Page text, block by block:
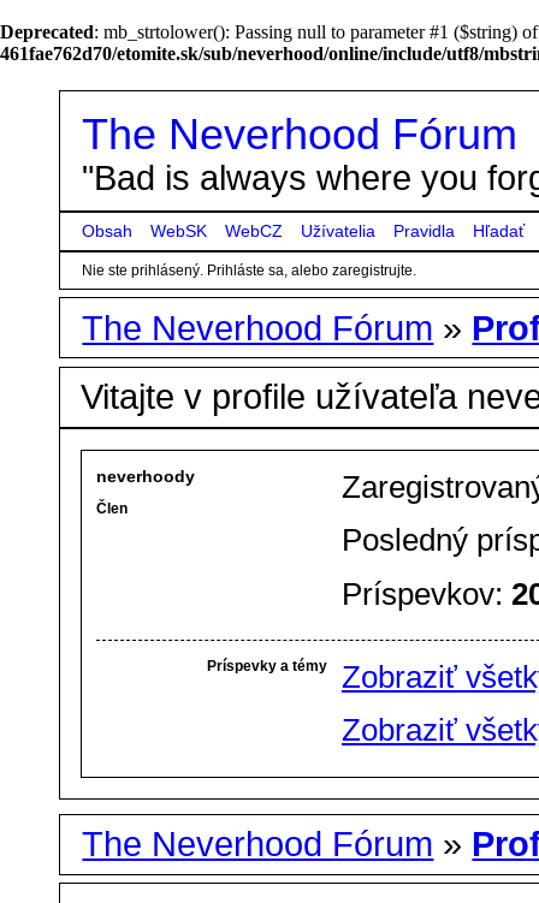
Deprecated: mb_strtolower(): Passing null to parameter #1 ($string)
461fae762d70/etomite.sk/sub/neverhood/online/include/utf8/
The Neverhood Fórum
"Bad is always where you
Obsah WebSK WebCZ Užívatelia Pravidla Hľadať
Nie ste prihlásený. Prihláste sa, alebo zaregistrujte.
The Neverhood Fórum »
Vitajte v profile užívateľa
neverhoody
Člen
Posledný
Príspevkov:
Príspevky a témy
Zobraziť
Zobraziť
The Neverhood Fórum »